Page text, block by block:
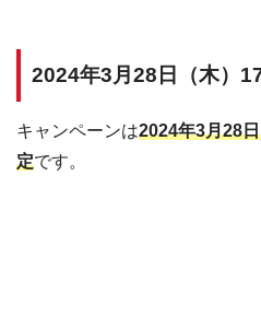
2024年3月28日（木）
キャンペーンは2024年3月28
定です。